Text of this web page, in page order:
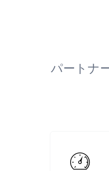
パートナ